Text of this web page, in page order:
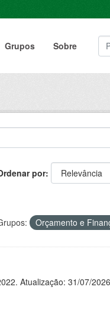
Grupos Sobre
por
Orçamento e
Atualização: 31/07/